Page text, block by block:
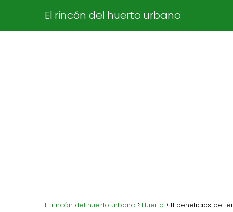
El rincón del huerto urbano
El rincón del huerto urbano Huerto 11 beneficios de